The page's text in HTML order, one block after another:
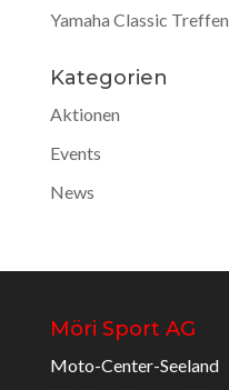
Yamaha Classic Treffen
Kategorien
Aktionen
Events
News
Möri Sport AG
Moto-Center-Seeland